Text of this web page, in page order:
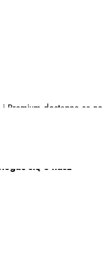
stanowiły osoby
który umożliwia
Premium dostępne są na
na godzinę 9:00.
się o nasz